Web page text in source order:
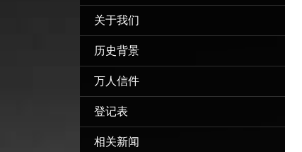
关于我们
历史背景
万人信件
登记表
相关新闻